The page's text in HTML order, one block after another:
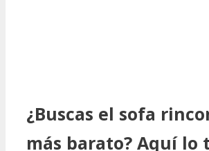
¿Buscas el sofa
más barato? Aquí lo